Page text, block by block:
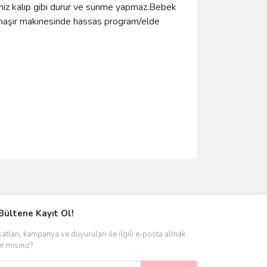
kalıp gibi durur ve sünme yapmaz.Bebek
makinesinde hassas program/elde
Kayıt Ol!
kampanya ve duyuruları ile ilgili e-posta almak
misiniz?